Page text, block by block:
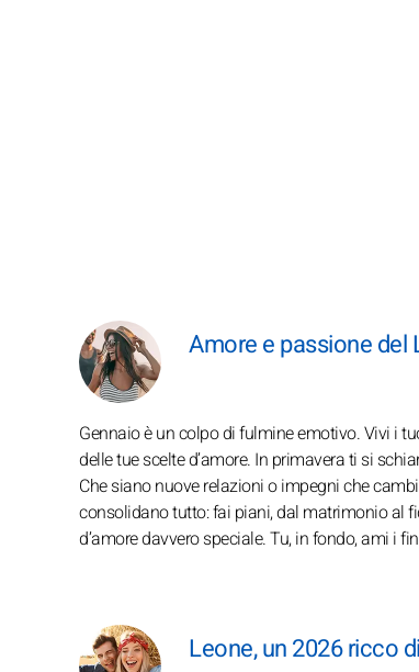
Amore e passione del
Gennaio è un colpo di fulmine emotivo. Vivi i
delle tue scelte d’amore. In primavera ti si
Che siano nuove relazioni o impegni che
consolidano tutto: fai piani, dal matrimonio al
d’amore davvero speciale. Tu, in fondo, ami i
Leone, un 2026 ricco